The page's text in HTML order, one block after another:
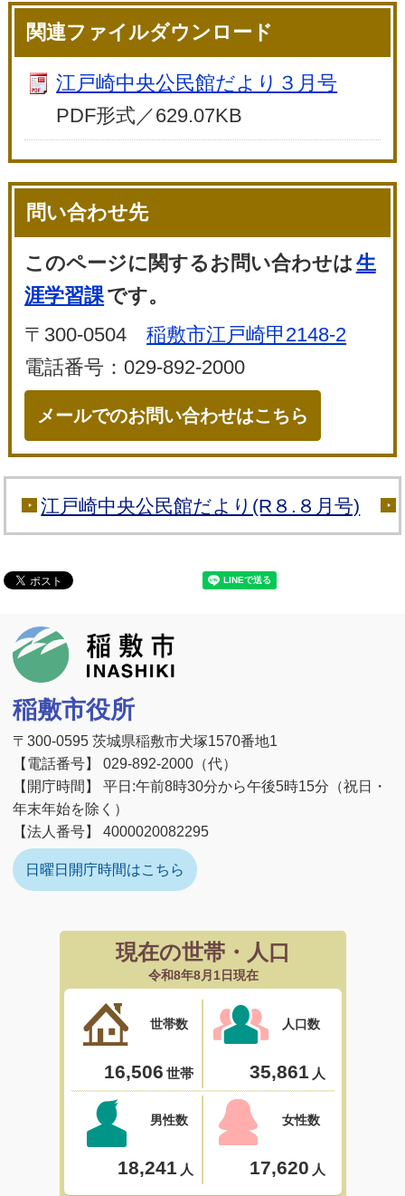
関連ファイルダウンロード
江戸崎中央公民館だより３月号
PDF形式／629.07KB
問い合わせ先
このページに関するお問い合わせは生
涯学習課です。
〒300-0504稲敷市江戸崎甲2148-2
電話番号：029-892-2000
メールでのお問い合わせはこちら
江戸崎中央公民館だより(R８.８月号)
稲敷市役所
〒300-0595 茨城県稲敷市犬塚1570番地1
【電話番号】 029-892-2000（代）
【開庁時間】 平日:午前8時30分から午後5時15分（祝日・
年末年始を除く）
【法人番号】 4000020082295
日曜日開庁時間はこちら